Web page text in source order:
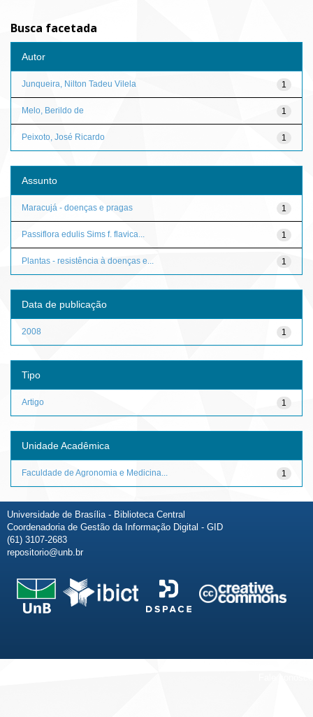
Busca facetada
Autor
1
Junqueira, Nilton Tadeu Vilela
1
Melo, Berildo de
1
Peixoto, José Ricardo
Assunto
1
Maracujá - doenças e pragas
1
Passiflora edulis Sims f. flavica...
1
Plantas - resistência à doenças e...
Data de publicação
1
2008
Tipo
1
Artigo
Unidade Acadêmica
1
Faculdade de Agronomia e Medicina...
Universidade de Brasília - Biblioteca Central
Coordenadoria de Gestão da Informação Digital - GID
(61) 3107-2683
repositorio@unb.br